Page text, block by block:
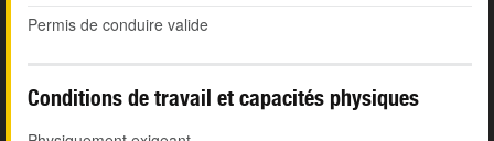
Permis de conduire valide
Conditions de travail et capacités physiques